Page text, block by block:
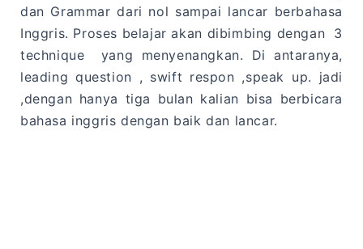
dan Grammar dari nol sampai lancar berbahasa
Inggris. Proses belajar akan dibimbing dengan 3
technique yang menyenangkan. Di antaranya,
leading question , swift respon ,speak up. jadi
,dengan hanya tiga bulan kalian bisa berbicara
bahasa inggris dengan baik dan lancar.